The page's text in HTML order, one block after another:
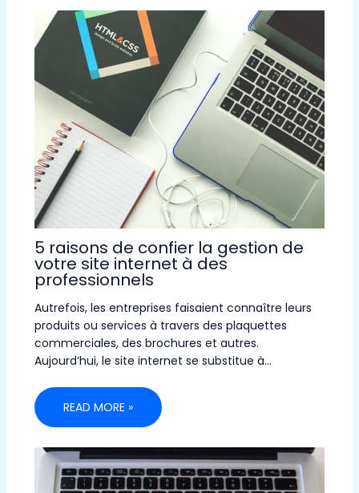
5 raisons de confier la gestion de
votre site internet à des
professionnels
Autrefois, les entreprises faisaient connaître leurs
produits ou services à travers des plaquettes
commerciales, des brochures et autres.
Aujourd’hui, le site internet se substitue à…
READ MORE »